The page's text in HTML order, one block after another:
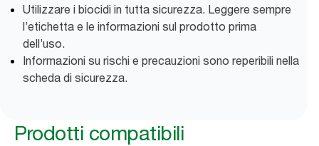
Utilizzare i biocidi in tutta sicurezza. Leggere sempre
l’etichetta e le informazioni sul prodotto prima
dell’uso.
Informazioni su rischi e precauzioni sono reperibili nella
scheda di sicurezza.
Prodotti compatibili